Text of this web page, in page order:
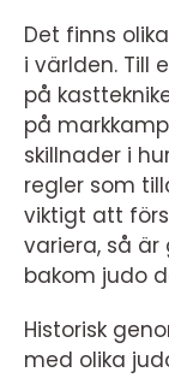
Det finns
i världen. Till
på
på
skillnader i
regler som
viktigt att
variera, så
bakom judo
Historisk
med olika